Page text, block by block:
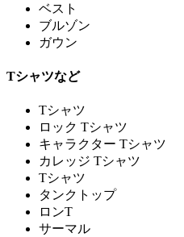
ベスト
ブルゾン
ガウン
Tシャツなど
Tシャツ
ロック Tシャツ
キャラクター Tシャツ
カレッジ Tシャツ
Tシャツ
タンクトップ
ロンT
サーマル